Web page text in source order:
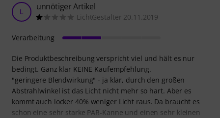
L unnötiger Artikel
LichtGestalter 20.11.2019
Die Produktbeschreibung verspricht viel und hält es nur
bedingt. Ganz klar KEINE Kaufempfehlung.
"geringere Blendwirkung" - ja klar, durch den großen
Abstrahlwinkel ist das Licht nicht mehr so hart. Aber es
kommt auch locker 40% weniger Licht raus. Da braucht es
schon eine sehr starke PAR-Kanne und einen sehr kleinen
Verarbeitung